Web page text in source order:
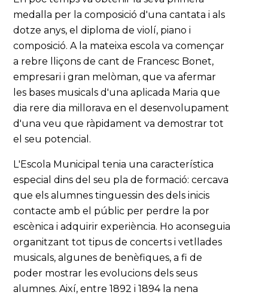
medalla per la composició d'una cantata i als
dotze anys, el diploma de violí, piano i
composició. A la mateixa escola va començar
a rebre lliçons de cant de Francesc Bonet,
empresari i gran melòman, que va afermar
les bases musicals d'una aplicada Maria que
dia rere dia millorava en el desenvolupament
d'una veu que ràpidament va demostrar tot
el seu potencial.
L'Escola Municipal tenia una característica
especial dins del seu pla de formació: cercava
que els alumnes tinguessin des dels inicis
contacte amb el públic per perdre la por
escènica i adquirir experiència. Ho aconseguia
organitzant tot tipus de concerts i vetllades
musicals, algunes de benèfiques, a fi de
poder mostrar les evolucions dels seus
alumnes. Així, entre 1892 i 1894 la nena